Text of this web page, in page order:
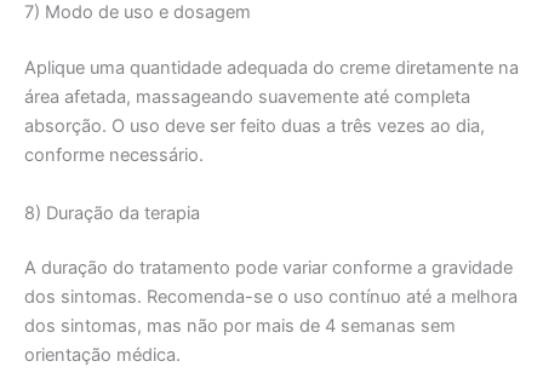
7) Modo de uso e dosagem
Aplique uma quantidade adequada do creme diretamente na
área afetada, massageando suavemente até completa
absorção. O uso deve ser feito duas a três vezes ao dia,
conforme necessário.
8) Duração da terapia
A duração do tratamento pode variar conforme a gravidade
dos sintomas. Recomenda-se o uso contínuo até a melhora
dos sintomas, mas não por mais de 4 semanas sem
orientação médica.